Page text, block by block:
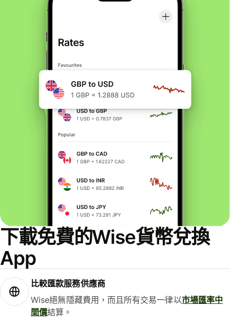
下載免費的Wise貨幣兌換
App
比較匯款服務供應商
Wise絕無隱藏費用，而且所有交易一律以市場匯率中
間價結算。